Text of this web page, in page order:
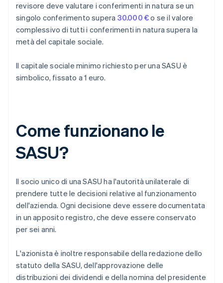
revisore deve valutare i conferimenti in natura se un
singolo conferimento supera 30.000 €o se il valore
complessivo di tutti i conferimenti in natura supera la
metà del capitale sociale.
Il capitale sociale minimo richiesto per una SASU è
simbolico, fissato a 1 euro.
Come funzionano le
SASU?
Il socio unico di una SASU ha l'autorità unilaterale di
prendere tutte le decisioni relative al funzionamento
dell'azienda. Ogni decisione deve essere documentata
in un apposito registro, che deve essere conservato
per sei anni.
L'azionista è inoltre responsabile della redazione dello
statuto della SASU, dell'approvazione delle
distribuzioni dei dividendi e della nomina del presidente